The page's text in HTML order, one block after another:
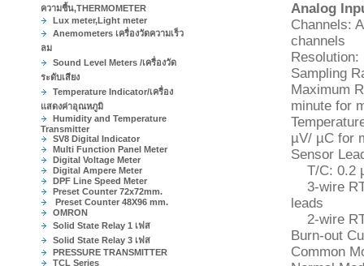
ความชื้น,THERMOMETER
Lux meter,Light meter
Anemometers เครื่องวัดความเร็ว
ลม
Sound Level Meters /เครื่องวัด
ระดับเสียง
Temperature Indicator/เครื่อง
แสดงค่าอุณหภูมิ
Humidity and Temperature
Transmitter
SV8 Digital Indicator
Multi Function Panel Meter
Digital Voltage Meter
Digital Ampere Meter
DPF Line Speed Meter
Preset Counter 72x72mm.
Preset Counter 48X96 mm.
OMRON
Solid State Relay 1 เฟส
Solid State Relay 3 เฟส
PRESSURE TRANSMITTER
TCL Series
Analog
Channels:
channels
Resolution:
Sampling
Maximum
minute for
µV/ µC for
Sensor
T/C: 0.2
3-wire
leads
2-wire
Burn-out
Common